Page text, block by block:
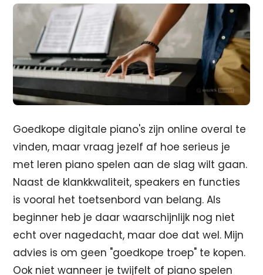
Goedkope digitale piano's zijn online overal te
vinden, maar vraag jezelf af hoe serieus je
met leren piano spelen aan de slag wilt gaan.
Naast de klankkwaliteit, speakers en functies
is vooral het toetsenbord van belang. Als
beginner heb je daar waarschijnlijk nog niet
echt over nagedacht, maar doe dat wel. Mijn
advies is om geen "goedkope troep" te kopen.
Ook niet wanneer je twijfelt of piano spelen